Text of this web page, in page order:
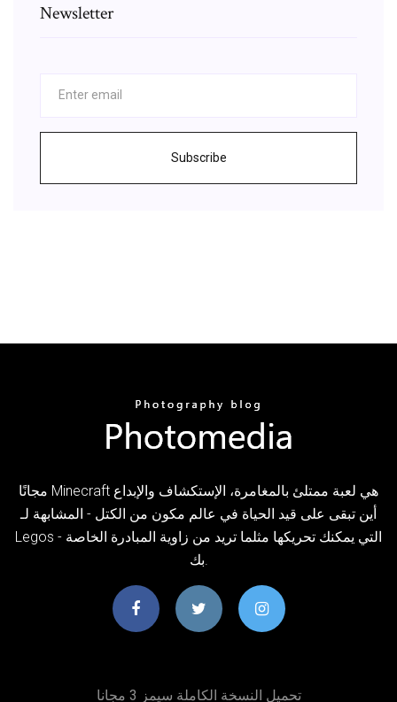
Newsletter
Subscribe
مجانًا Minecraft هي لعبة ممتلئ بالمغامرة، الإستكشاف والإبداع
أين تبقى على قيد الحياة في عالم مكون من الكتل - المشابهة لـ
Legos - التي يمكنك تحريكها مثلما تريد من زاوية المبادرة الخاصة
تحميل النسخة الكاملة سيمز 3 مجانا